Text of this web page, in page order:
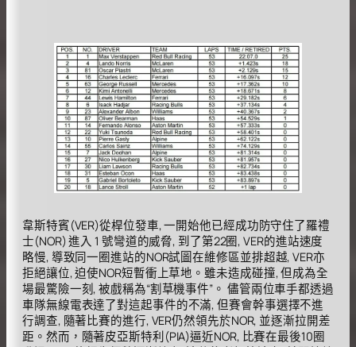
韋斯特賓(VER)從桿位發車, 一開始他已經成功防守住了羅禮
士(NOR) 進入 1 號彎道的威脅, 到了第22圈, VER的進站速度
略慢, 導致同一圈進站的NOR試圖在維修區並排超越, VER亦
拒絕讓位, 迫使NOR短暫衝上草地。雖未造成碰撞, 但成為全
場最驚險一刻, 被戲稱為“割草機事件”。 儘管兩位車手都透過
車隊無線電表達了對這起事件的不滿, 但賽會幹事選擇不進
行調查, 隨著比賽的進行, VER仍然領先於NOR, 並逐漸拉開差
距。然而，隨著皮亞斯特利(PIA)逼近NOR, 比賽在最後10圈